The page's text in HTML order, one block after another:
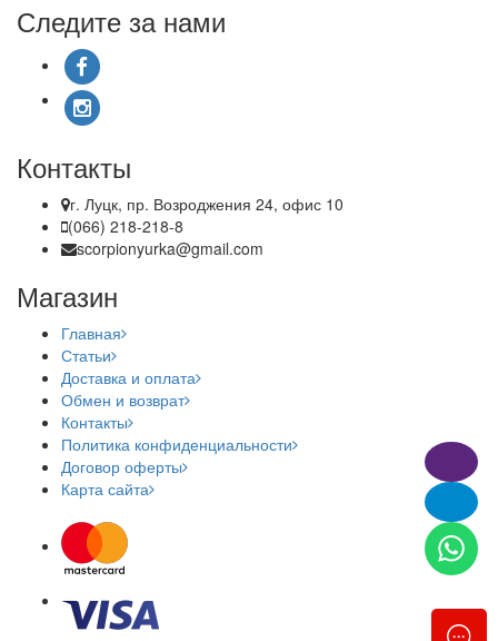
Следите за нами
Контакты
г. Луцк, пр. Возроджения 24, офис 10
(066) 218-218-8
scorpionyurka@gmail.com
Магазин
Главная
Статьи
Доставка и оплата
Обмен и возврат
Контакты
Политика конфиденциальности
Договор оферты
Карта сайта